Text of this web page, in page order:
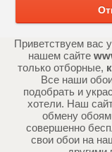
Приветствуем вас
нашем сайте
только отборные,
Все наши
подобрать и
хотели. Наш
обмену
совершенно
свои обои на